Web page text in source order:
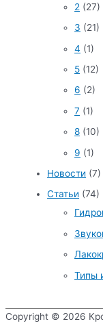
2 (27)
3 (21)
4 (1)
5 (12)
6 (2)
7 (1)
8 (10)
9 (1)
Новости (7)
Статьи (74)
Типы
Copyright © 2026